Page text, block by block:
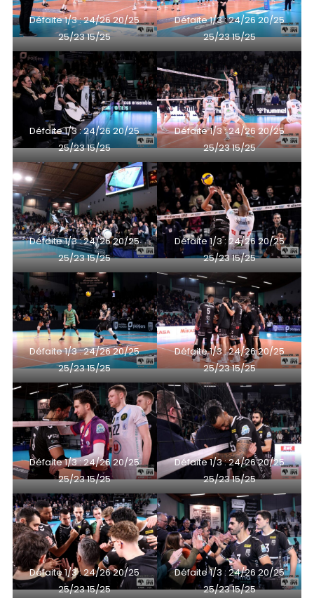
Défaite 1/3 : 24/26 20/25
25/23 15/25
Défaite 1/3 : 24/26 20/25
25/23 15/25
Défaite 1/3 : 24/26 20/25
25/23 15/25
Défaite 1/3 : 24/26 20/25
25/23 15/25
Défaite 1/3 : 24/26 20/25
25/23 15/25
Défaite 1/3 : 24/26 20/25
25/23 15/25
Défaite 1/3 : 24/26 20/25
25/23 15/25
Défaite 1/3 : 24/26 20/25
25/23 15/25
Défaite 1/3 : 24/26 20/25
25/23 15/25
Défaite 1/3 : 24/26 20/25
25/23 15/25
Défaite 1/3 : 24/26 20/25
25/23 15/25
Défaite 1/3 : 24/26 20/25
25/23 15/25